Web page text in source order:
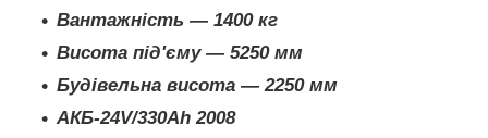
Вантажність — 1400 кг
Висота під'єму — 5250 мм
Будівельна висота — 2250 мм
АКБ-24V/330Ah 2008